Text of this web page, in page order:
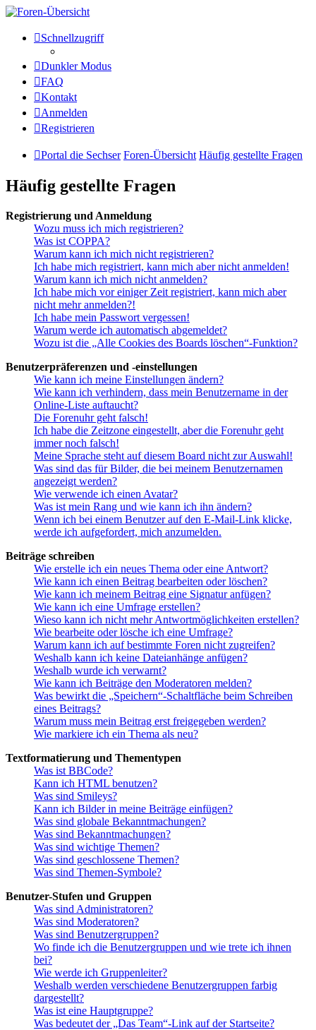
Die Sechser - Anlagenmeisterei
und Treffpunkt für
Eisenbahnverrückte
Anlagenmeisterei
Schnellzugriff
Dunkler Modus
FAQ
Kontakt
Anmelden
Registrieren
Portal die Sechser Foren-Übersicht Häufig gestellte Fragen
Häufig gestellte Fragen
Registrierung und Anmeldung
Wozu muss ich mich registrieren?
Was ist COPPA?
Warum kann ich mich nicht registrieren?
Ich habe mich registriert, kann mich aber nicht anmelden!
Warum kann ich mich nicht anmelden?
Ich habe mich vor einiger Zeit registriert, kann mich aber
nicht mehr anmelden?!
Ich habe mein Passwort vergessen!
Warum werde ich automatisch abgemeldet?
Wozu ist die „Alle Cookies des Boards löschen“-Funktion?
Benutzerpräferenzen und -einstellungen
Wie kann ich meine Einstellungen ändern?
Wie kann ich verhindern, dass mein Benutzername in der
Online-Liste auftaucht?
Die Forenuhr geht falsch!
Ich habe die Zeitzone eingestellt, aber die Forenuhr geht
immer noch falsch!
Meine Sprache steht auf diesem Board nicht zur Auswahl!
Was sind das für Bilder, die bei meinem Benutzernamen
angezeigt werden?
Wie verwende ich einen Avatar?
Was ist mein Rang und wie kann ich ihn ändern?
Wenn ich bei einem Benutzer auf den E-Mail-Link klicke,
werde ich aufgefordert, mich anzumelden.
Beiträge schreiben
Wie erstelle ich ein neues Thema oder eine Antwort?
Wie kann ich einen Beitrag bearbeiten oder löschen?
Wie kann ich meinem Beitrag eine Signatur anfügen?
Wie kann ich eine Umfrage erstellen?
Wieso kann ich nicht mehr Antwortmöglichkeiten erstellen?
Wie bearbeite oder lösche ich eine Umfrage?
Warum kann ich auf bestimmte Foren nicht zugreifen?
Weshalb kann ich keine Dateianhänge anfügen?
Weshalb wurde ich verwarnt?
Wie kann ich Beiträge den Moderatoren melden?
Was bewirkt die „Speichern“-Schaltfläche beim Schreiben
eines Beitrags?
Warum muss mein Beitrag erst freigegeben werden?
Wie markiere ich ein Thema als neu?
Textformatierung und Thementypen
Was ist BBCode?
Kann ich HTML benutzen?
Was sind Smileys?
Kann ich Bilder in meine Beiträge einfügen?
Was sind globale Bekanntmachungen?
Was sind Bekanntmachungen?
Was sind wichtige Themen?
Was sind geschlossene Themen?
Was sind Themen-Symbole?
Benutzer-Stufen und Gruppen
Was sind Administratoren?
Was sind Moderatoren?
Was sind Benutzergruppen?
Wo finde ich die Benutzergruppen und wie trete ich ihnen
bei?
Wie werde ich Gruppenleiter?
Weshalb werden verschiedene Benutzergruppen farbig
dargestellt?
Was ist eine Hauptgruppe?
Was bedeutet der „Das Team“-Link auf der Startseite?